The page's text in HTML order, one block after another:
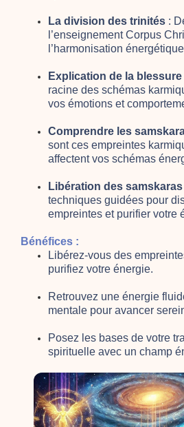
La division des trinités :
l’enseignement Corpus
l’harmonisation
Explication de la
racine des schémas
vos émotions et
Comprendre les
sont ces empreintes
affectent vos schémas
Libération des samskaras
techniques guidées pour
empreintes et purifier votre
Bénéfices :
Libérez-vous des
purifiez votre énergie.
Retrouvez une énergie
mentale pour avancer
Posez les bases de votre
spirituelle avec un champ